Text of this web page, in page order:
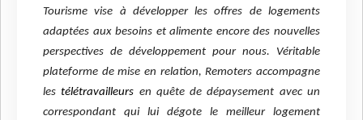
Tourisme vise à développer les offres de logements
adaptées aux besoins et alimente encore des nouvelles
perspectives de développement pour nous. Véritable
plateforme de mise en relation, Remoters accompagne
lestélétravailleurs en quête de dépaysement avec un
correspondant
qui lui dégote le meilleur logement